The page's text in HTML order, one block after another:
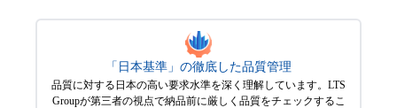
「日本基準」の徹底した品質管理
品質に対する日本の高い要求水準を深く理解しています。LTS
Groupが第三者の視点で納品前に厳しく品質をチェックするこ